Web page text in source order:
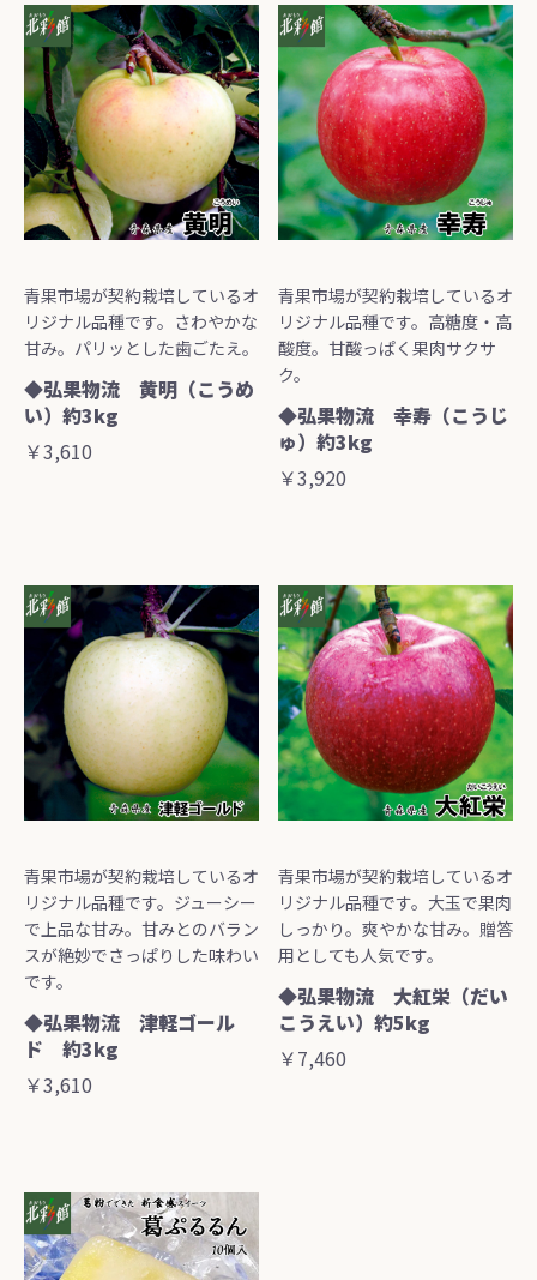
青果市場が契約栽培しているオ
リジナル品種です。さわやかな
甘み。パリッとした歯ごたえ。
◆弘果物流 黄明（こうめ
い）約3kg
￥3,610
青果市場が契約栽培しているオ
リジナル品種です。高糖度・高
酸度。甘酸っぱく果肉サクサ
ク。
◆弘果物流 幸寿（こうじ
ゅ）約3kg
￥3,920
青果市場が契約栽培しているオ
リジナル品種です。ジューシー
で上品な甘み。甘みとのバラン
スが絶妙でさっぱりした味わい
です。
◆弘果物流 津軽ゴール
ド 約3kg
￥3,610
青果市場が契約栽培しているオ
リジナル品種です。大玉で果肉
しっかり。爽やかな甘み。贈答
用としても人気です。
◆弘果物流 大紅栄（だい
こうえい）約5kg
￥7,460